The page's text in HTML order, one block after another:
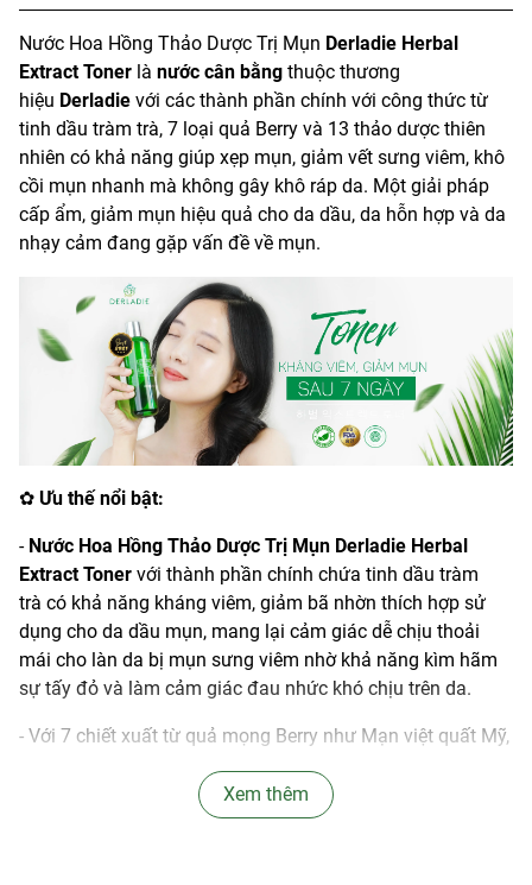
Nước Hoa Hồng Thảo Dược Trị Mụn Derladie Herbal
Extract Toner là nước cân bằng thuộc thương
hiệu Derladie với các thành phần chính với công thức từ
tinh dầu tràm trà, 7 loại quả Berry và 13 thảo dược thiên
nhiên có khả năng giúp xẹp mụn, giảm vết sưng viêm, khô
cồi mụn nhanh mà không gây khô ráp da. Một giải pháp
cấp ẩm, giảm mụn hiệu quả cho da dầu, da hỗn hợp và da
nhạy cảm đang gặp vấn đề về mụn.
✿ Ưu thế nổi bật:
- Nước Hoa Hồng Thảo Dược Trị Mụn Derladie Herbal
Extract Toner với thành phần chính chứa tinh dầu tràm
trà có khả năng kháng viêm, giảm bã nhờn thích hợp sử
dụng cho da dầu mụn, mang lại cảm giác dễ chịu thoải
mái cho làn da bị mụn sưng viêm nhờ khả năng kìm hãm
sự tấy đỏ và làm cảm giác đau nhức khó chịu trên da.
- Với 7 chiết xuất từ quả mọng Berry như Mạn việt quất Mỹ,
xôi đỏ giàu Polyphenol và Vitamin C, Vitamin A, B, E với
khả năng chống oxy hóa mạnh mẽ, cải thiện sức sống và
Xem thêm